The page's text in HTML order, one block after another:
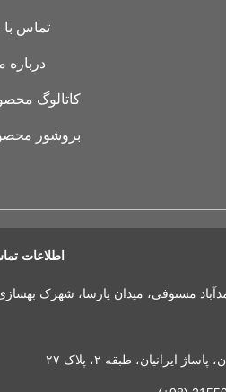
تماس با
درباره
کاتالوگ
بروشور
اطلاعات
مستوفی، میدان پارسا، شهرک
طبقه ۲، پلاک ۲۷